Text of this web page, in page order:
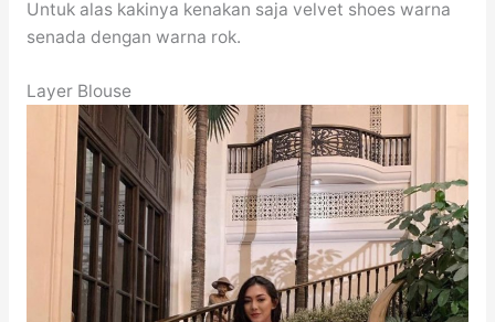
Untuk alas kakinya kenakan saja velvet shoes warna
senada dengan warna rok.
Layer Blouse